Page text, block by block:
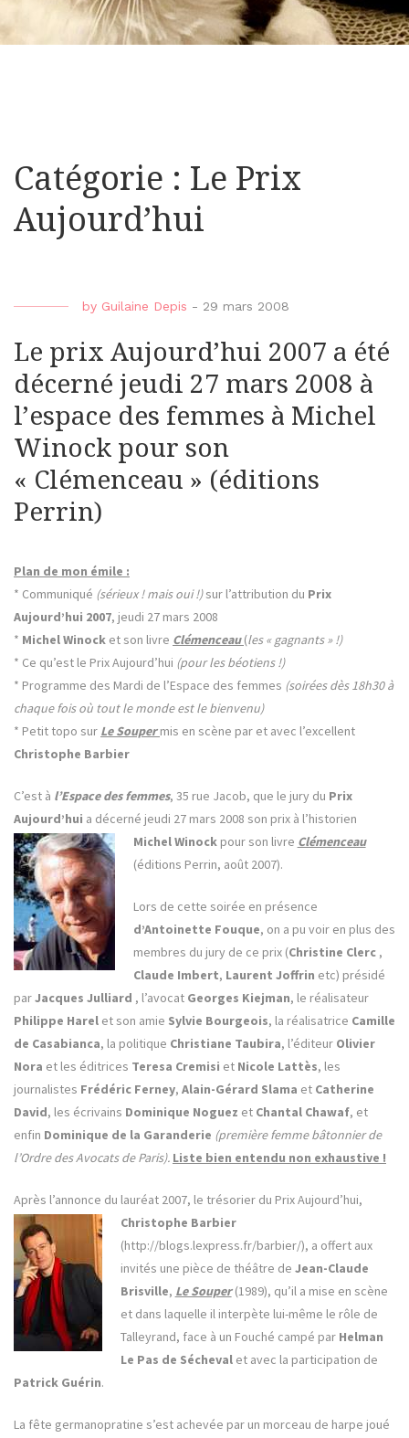
Catégorie : Le Prix
Aujourd’hui
by Guilaine Depis - 29 mars 2008
Le prix Aujourd’hui 2007 a été
décerné jeudi 27 mars 2008 à
l’espace des femmes à Michel
Winock pour son
« Clémenceau » (éditions
Perrin)
Plan de mon émile :
* Communiqué (sérieux ! mais oui !)sur l’attribution du Prix
Aujourd’hui 2007, jeudi 27 mars 2008
* Michel Winock et son livre Clémenceau(les « gagnants » !)
* Ce qu’est le Prix Aujourd’hui (pour les béotiens !)
* Programme des Mardi de l’Espace des femmes (soirées dès 18h30 à
chaque fois où tout le monde est le bienvenu)
* Petit topo sur Le Soupermis en scène par et avec l’excellent
Christophe Barbier
C’est à l’Espace des femmes, 35 rue Jacob, que le jury du Prix
Aujourd’hui a décerné jeudi 27 mars 2008 son prix à l’historien
Michel Winockpour son livre Clémenceau
(éditions Perrin, août 2007).
Lors de cette soirée en présence
d’Antoinette Fouque, on a pu voir en plus des
membres du jury de ce prix (Christine Clerc ,
Claude Imbert, Laurent Joffrin etc) présidé
parJacques Julliard , l’avocat Georges Kiejman, le réalisateur
Philippe Harel et son amie Sylvie Bourgeois, la réalisatrice Camille
de Casabianca, la politique Christiane Taubira, l’éditeur Olivier
Nora et les éditrices Teresa Cremisi et Nicole Lattès, les
journalistes Frédéric Ferney, Alain-Gérard Slama et Catherine
David, les écrivains Dominique Noguez et Chantal Chawaf, et
enfin Dominique de la Garanderie (première femme bâtonnier de
l’Ordre des Avocats de Paris). Liste bien entendu non exhaustive !
Après l’annonce du lauréat 2007, le trésorier du Prix Aujourd’hui,
Christophe Barbier
(http://blogs.lexpress.fr/barbier/), a offert aux
invités une pièce de théâtre de Jean-Claude
Brisville, Le Souper(1989), qu’il a mise en scène
et dans laquelle il interpète lui-même le rôle de
Talleyrand, face à un Fouché campé par Helman
Le Pas de Sécheval et avec la participation de
Patrick Guérin.
La fête germanopratine s’est achevée par un morceau de harpe joué